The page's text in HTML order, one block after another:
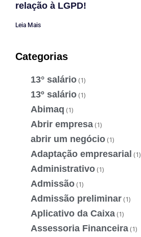
relação à LGPD!
Leia Mais
Categorias
13° salário (1)
13º salário (1)
Abimaq (1)
Abrir empresa (1)
abrir um negócio (1)
Adaptação empresarial (1)
Administrativo (1)
Admissão (1)
Admissão preliminar (1)
Aplicativo da Caixa (1)
Assessoria Financeira (1)